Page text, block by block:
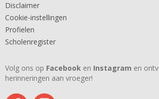
Disclaimer
Cookie-instellingen
Profielen
Scholenregister
Volg ons op Facebook en Instagram en
herinneringen aan vroeger!